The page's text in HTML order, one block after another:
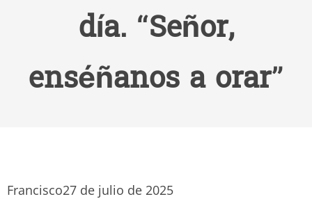
día. “Señor,
enséñanos a orar”
Francisco27 de julio de 2025